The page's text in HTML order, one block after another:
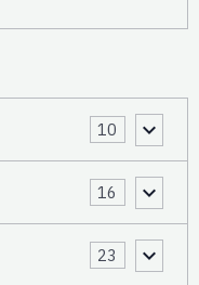
10
16
23